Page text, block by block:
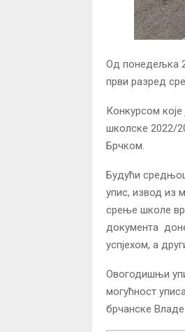
Од понедељка
први разред
Конкурсом
школске 2022/
Брчком.
Будући
упис, извод из
срење школе
документа
успјехом, а
Овогодишњи
могућност
брчанске